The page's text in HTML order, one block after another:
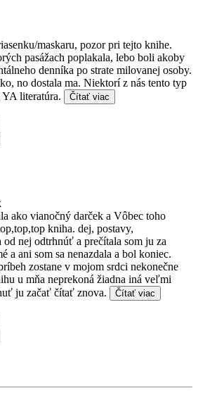
maskaru, pozor pri tejto knihe.
pasážach poplakala, lebo boli akoby
denníka po strate milovanej osoby.
no dostala ma. Niektorí z nás tento typ
literatúra.
Čítať viac
ako vianočný darček a Vôbec toho
kniha. dej, postavy,
od nej odtrhnúť a prečítala som ju za
a ani som sa nenazdala a bol koniec.
zostane v mojom srdci nekonečne
u mňa neprekoná žiadna iná veľmi
ju začať čítať znova.
Čítať viac